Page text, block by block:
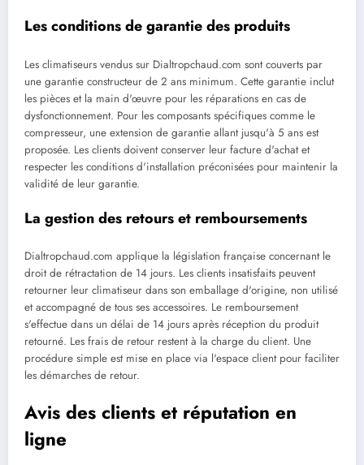
Les conditions de garantie des produits
Les climatiseurs vendus sur Dialtropchaud.com sont couverts par
une garantie constructeur de 2 ans minimum. Cette garantie inclut
les pièces et la main d'œuvre pour les réparations en cas de
dysfonctionnement. Pour les composants spécifiques comme le
compresseur, une extension de garantie allant jusqu'à 5 ans est
proposée. Les clients doivent conserver leur facture d'achat et
respecter les conditions d'installation préconisées pour maintenir la
validité de leur garantie.
La gestion des retours et remboursements
Dialtropchaud.com applique la législation française concernant le
droit de rétractation de 14 jours. Les clients insatisfaits peuvent
retourner leur climatiseur dans son emballage d'origine, non utilisé
et accompagné de tous ses accessoires. Le remboursement
s'effectue dans un délai de 14 jours après réception du produit
retourné. Les frais de retour restent à la charge du client. Une
procédure simple est mise en place via l'espace client pour faciliter
les démarches de retour.
Avis des clients et réputation en
ligne